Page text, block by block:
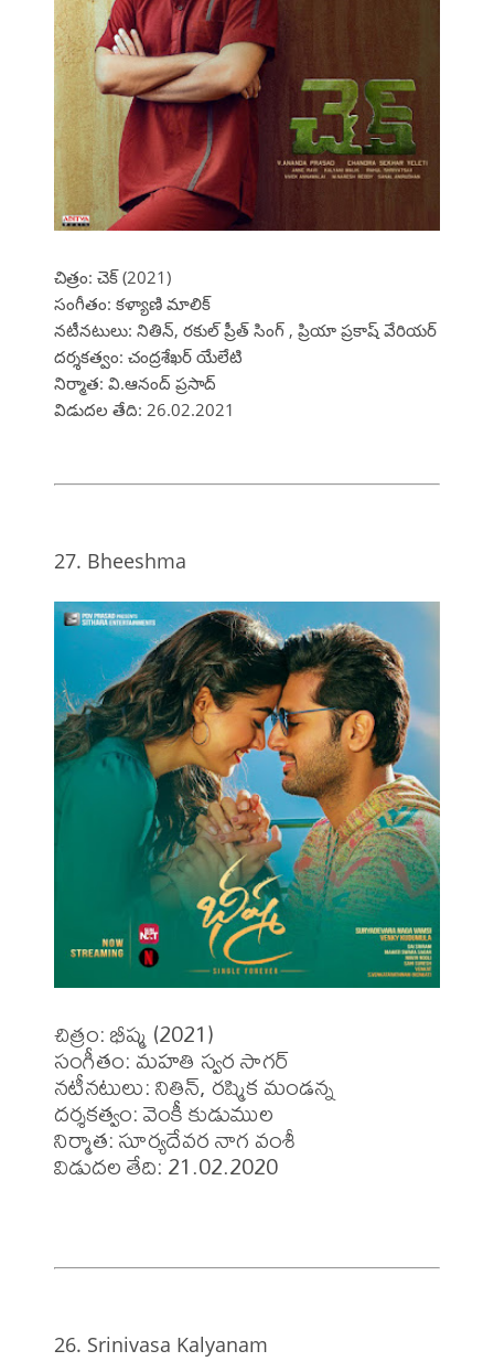
చిత్రం: చెక్ (2021)
సంగీతం: కళ్యాణి మాలిక్
నటీనటులు: నితిన్, రకుల్ ప్రీత్ సింగ్ , ప్రియా ప్రకాష్ వేరియర్
దర్శకత్వం: చంద్రశేఖర్ యేలేటి
నిర్మాత: వి.ఆనంద్ ప్రసాద్
విడుదల తేది: 26.02.2021
27. Bheeshma
చిత్రం: భీష్మ (2021)
సంగీతం: మహతి స్వర సాగర్
నటీనటులు: నితిన్, రష్మిక మండన్న
దర్శకత్వం: వెంకీ కుడుముల
నిర్మాత: సూర్యదేవర నాగ వంశీ
విడుదల తేది: 21.02.2020
26. Srinivasa Kalyanam